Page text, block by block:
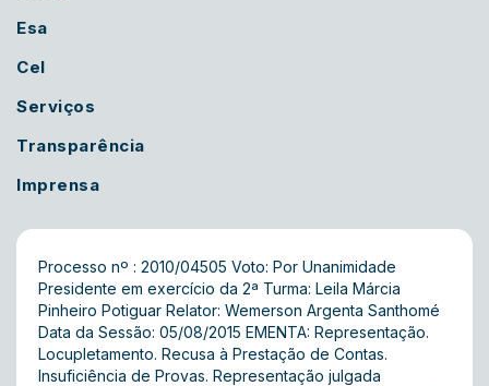
Esa
Cel
Serviços
Transparência
Imprensa
Processo nº : 2010/04505 Voto: Por Unanimidade
Presidente em exercício da 2ª Turma: Leila Márcia
Pinheiro Potiguar Relator: Wemerson Argenta Santhomé
Data da Sessão: 05/08/2015 EMENTA: Representação.
Locupletamento. Recusa à Prestação de Contas.
Insuficiência de Provas. Representação julgada